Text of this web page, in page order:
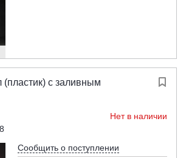

(пластик) с заливным
Нет в наличии
Сообщить о поступлении